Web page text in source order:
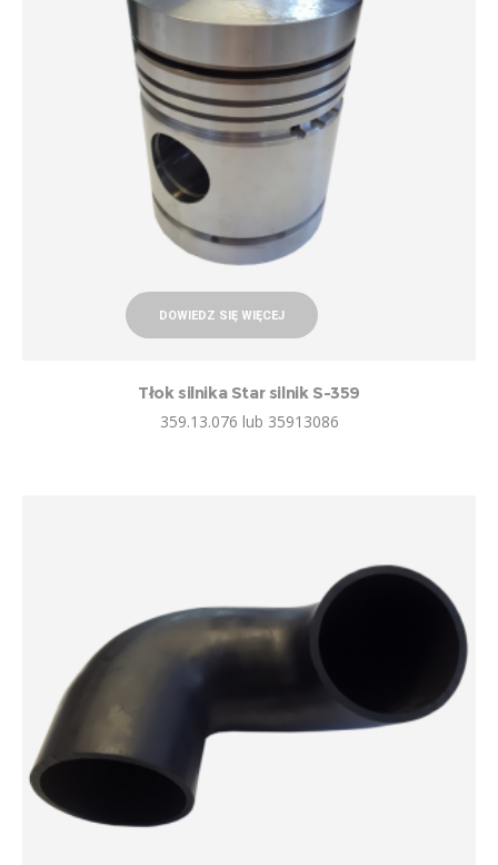
DOWIEDZ SIĘ WIĘCEJ
Tłok silnika Star silnik S-359
359.13.076 lub 35913086